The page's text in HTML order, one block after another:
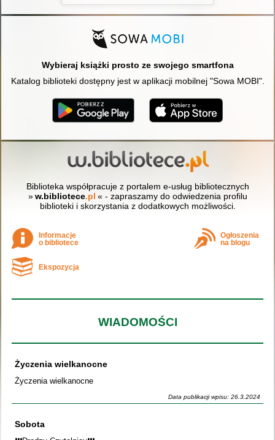
Wybieraj książki prosto ze swojego smartfona
Katalog biblioteki dostępny jest w aplikacji mobilnej "Sowa MOBI".
Biblioteka współpracuje z portalem e-usług bibliotecznych
» w.bibliotece.pl « - zapraszamy do odwiedzenia profilu
biblioteki i skorzystania z dodatkowych możliwości.
Informacje
o bibliotece
Ogłoszenia
na blogu
Ekspozycja
WIADOMOŚCI
Życzenia wielkanocne
Życzenia wielkanocne
Data publikacji wpisu: 26.3.2024
Sobota